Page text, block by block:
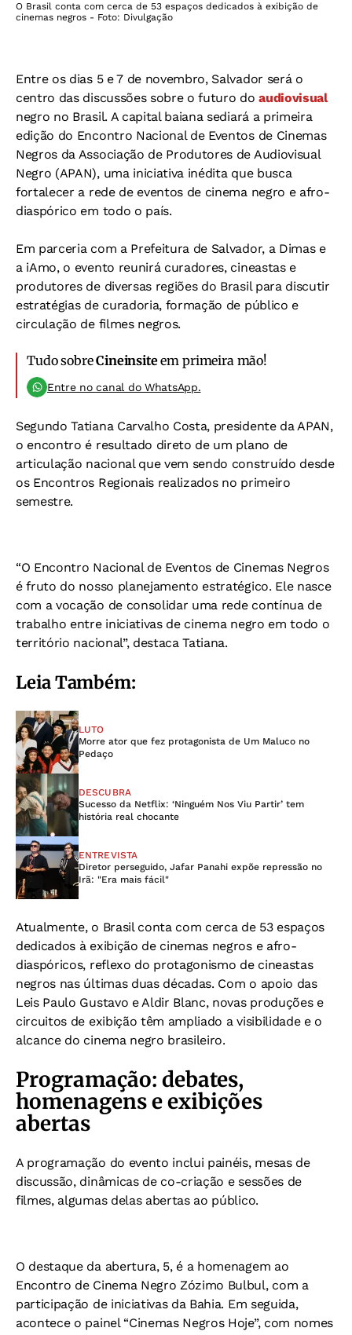
O Brasil conta com cerca de 53 espaços dedicados à exibição de
cinemas negros - Foto: Divulgação
Entre os dias 5 e 7 de novembro, Salvador será o
centro das discussões sobre o futuro doaudiovisual
negro no Brasil. A capital baiana sediará a primeira
edição do Encontro Nacional de Eventos de Cinemas
Negros da Associação de Produtores de Audiovisual
Negro (APAN), uma iniciativa inédita que busca
fortalecer a rede de eventos de cinema negro e afro-
diaspórico em todo o país.
Em parceria com a Prefeitura de Salvador, a Dimas e
a iAmo, o evento reunirá curadores, cineastas e
produtores de diversas regiões do Brasil para discutir
estratégias de curadoria, formação de público e
circulação de filmes negros.
Tudo sobreCineinsiteem primeira mão!
Entre no canal do WhatsApp.
Segundo Tatiana Carvalho Costa, presidente da APAN,
o encontro é resultado direto de um plano de
articulação nacional que vem sendo construído desde
os Encontros Regionais realizados no primeiro
semestre.
“O Encontro Nacional de Eventos de Cinemas Negros
é fruto do nosso planejamento estratégico. Ele nasce
com a vocação de consolidar uma rede contínua de
trabalho entre iniciativas de cinema negro em todo o
território nacional”, destaca Tatiana.
Leia Também:
LUTO
Morre ator que fez protagonista de Um Maluco no
Pedaço
DESCUBRA
Sucesso da Netflix: ‘Ninguém Nos Viu Partir’ tem
história real chocante
ENTREVISTA
Diretor perseguido, Jafar Panahi expõe repressão no
Irã: "Era mais fácil"
Atualmente, o Brasil conta com cerca de 53 espaços
dedicados à exibição de cinemas negros e afro-
diaspóricos, reflexo do protagonismo de cineastas
negros nas últimas duas décadas. Com o apoio das
Leis Paulo Gustavo e Aldir Blanc, novas produções e
circuitos de exibição têm ampliado a visibilidade e o
alcance do cinema negro brasileiro.
Programação: debates,
homenagens e exibições
abertas
A programação do evento inclui painéis, mesas de
discussão, dinâmicas de co-criação e sessões de
filmes, algumas delas abertas ao público.
O destaque da abertura, 5, é a homenagem ao
Encontro de Cinema Negro Zózimo Bulbul, com a
participação de iniciativas da Bahia. Em seguida,
acontece o painel “Cinemas Negros Hoje”, com nomes